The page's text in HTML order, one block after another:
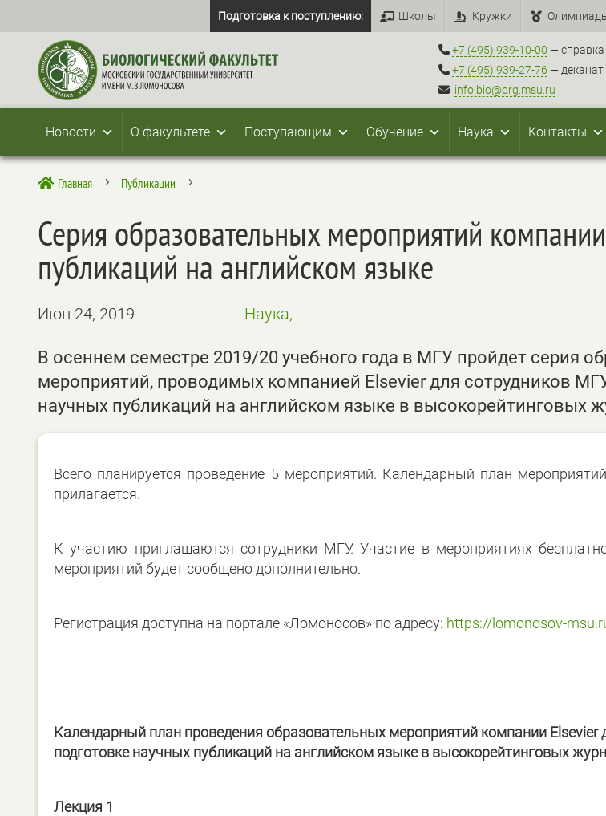
Подготовка к поступлению: Школы Кружки
+7 (495) 939-10-00 —
+7 (495) 939-27-76 — деканат
info.bio@org.msu.ru
Новости О факультете Поступающим Обучение Наука Контакты
 Главная 5 Публикации 5
Серия образовательных мероприятий
публикаций на английском языке
Июн 24, 2019 Наука,
В осеннем семестре 2019/20 учебного года в МГУ пройдет серия
мероприятий, проводимых компанией Elsevier для сотрудников
научных публикаций на английском языке в высокорейтинговых
Всего планируется проведение 5 мероприятий. Календарный план
прилагается.
К участию приглашаются сотрудники МГУ. Участие в мероприятиях
мероприятий будет сообщено дополнительно.
Регистрация доступна на портале «Ломоносов» по адресу: https://lomonosov-
Календарный план проведения образовательных мероприятий компании Elsevier
подготовке научных публикаций на английском языке в высокорейтинговых
Лекция 1